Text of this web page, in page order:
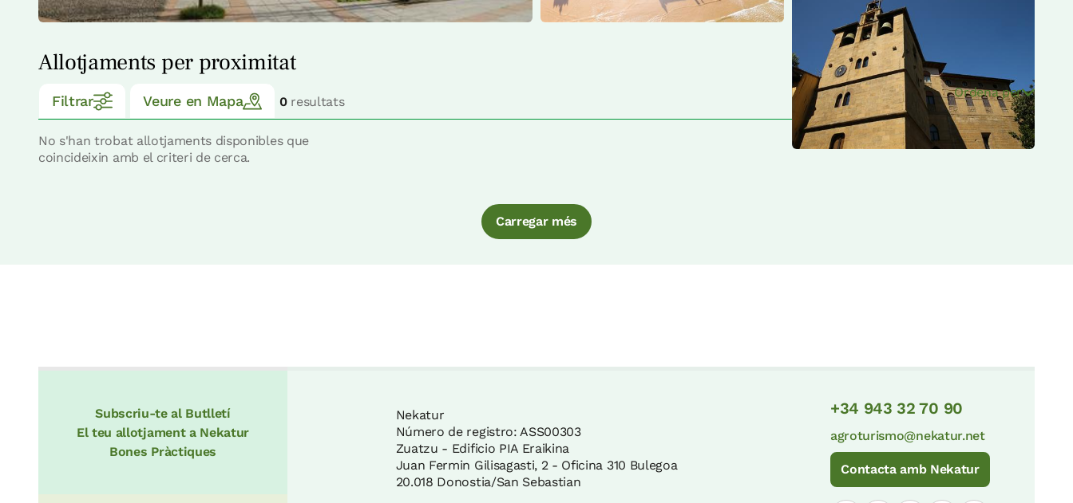
Allotjaments per proximitat
Filtrar Veure en Mapa 0resultats
Ordena per
No s'han trobat allotjaments disponibles que
coincideixin amb el criteri de cerca.
Carregar més
Subscriu-te al Butlletí
El teu allotjament a Nekatur
Bones Pràctiques
Nekatur
Número de registro: ASS00303
Zuatzu - Edificio PIA Eraikina
Juan Fermin Gilisagasti, 2 - Oficina 310 Bulegoa
20.018 Donostia/San Sebastian
+34 943 32 70 90
agroturismo@nekatur.net
Contacta amb Nekatur